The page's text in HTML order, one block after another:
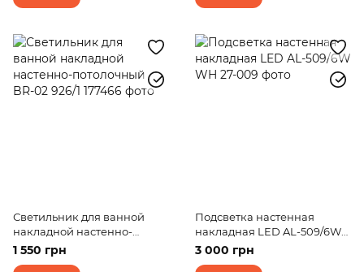
Светильник для ванной
накладной настенно-
потолочный BR-02 926/1
1 550 грн
Подсветка настенная
накладная LED AL-509/6W
WH
3 000 грн